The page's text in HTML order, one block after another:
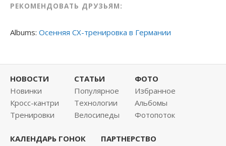
РЕКОМЕНДОВАТЬ ДРУЗЬЯМ:
Albums: Осенняя CX-тренировка в Германии
НОВОСТИ
Новинки
Кросс-кантри
Тренировки
СТАТЬИ
Популярное
Технологии
Велосипеды
ФОТО
Избранное
Альбомы
Фотопоток
КАЛЕНДАРЬ ГОНОК
ПАРТНЕРСТВО